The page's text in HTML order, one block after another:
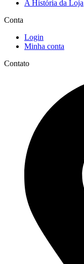
A História da Loja
Conta
Login
Minha conta
Contato